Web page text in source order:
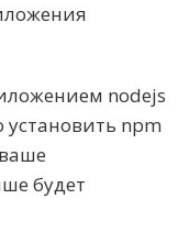
nodejs
npm
будет